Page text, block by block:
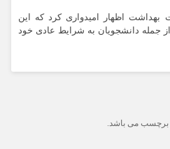
اظهار امیدواری کرد که این
جمله دانشجویان به شرایط عادی خود
برچسب می باشد.